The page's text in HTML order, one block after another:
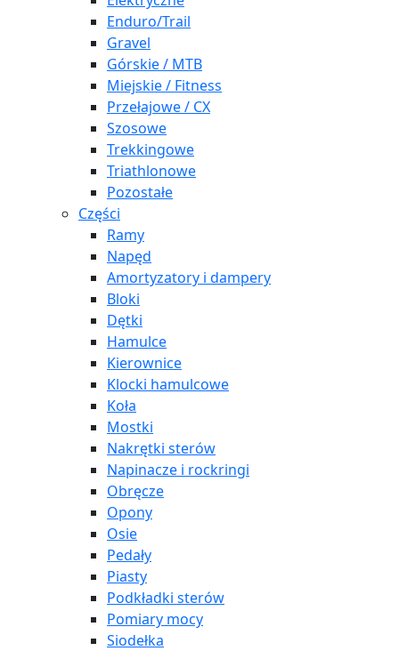
Enduro/Trail
Gravel
Górskie / MTB
Miejskie / Fitness
Przełajowe / CX
Szosowe
Trekkingowe
Triathlonowe
Pozostałe
Części
Ramy
Napęd
Amortyzatory i dampery
Bloki
Dętki
Hamulce
Kierownice
Klocki hamulcowe
Koła
Mostki
Nakrętki sterów
Napinacze i rockringi
Obręcze
Opony
Osie
Pedały
Piasty
Podkładki sterów
Pomiary mocy
Siodełka